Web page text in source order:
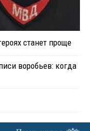
станет проще
воробьев: когда